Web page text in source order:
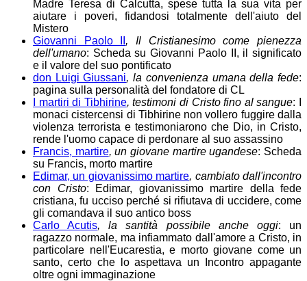
Madre Teresa di Calcutta, spese tutta la sua vita per
aiutare i poveri, fidandosi totalmente dell'aiuto del
Mistero
Giovanni Paolo II , Il Cristianesimo come pienezza
dell'umano: Scheda su Giovanni Paolo II, il significato
e il valore del suo pontificato
don Luigi Giussani, la convenienza umana della fede:
pagina sulla personalità del fondatore di CL
I martiri di Tibhirine, testimoni di Cristo fino al sangue: I
monaci cistercensi di Tibhirine non vollero fuggire dalla
violenza terrorista e testimoniarono che Dio, in Cristo,
rende l'uomo capace di perdonare al suo assassino
Francis, martire, un giovane martire ugandese: Scheda
su Francis, morto martire
Edimar, un giovanissimo martire, cambiato dall'incontro
con Cristo: Edimar, giovanissimo martire della fede
cristiana, fu ucciso perché si rifiutava di uccidere, come
gli comandava il suo antico boss
Carlo Acutis, la santità possibile anche oggi: un
ragazzo normale, ma infiammato dall'amore a Cristo, in
particolare nell'Eucarestia, e morto giovane come un
santo, certo che lo aspettava un Incontro appagante
oltre ogni immaginazione